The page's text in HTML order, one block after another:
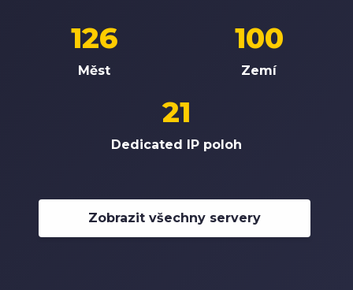
Měst
126
Zemí
100
Dedicated IP poloh
21
Zobrazit všechny servery